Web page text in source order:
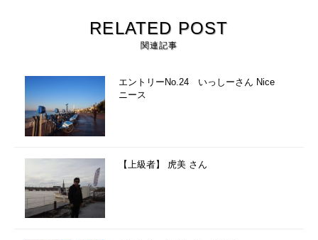
RELATED POST
関連記事
エントリーNo.24 いっしーさん Nice
ニース
【上級者】 虎美 さん